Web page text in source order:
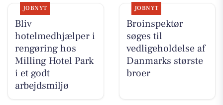
JOBNYT
Bliv
hotelmedhjælper i
rengøring hos
Milling Hotel Park
i et godt
arbejdsmiljø
JOBNYT
Broinspektør
søges til
vedligeholdelse af
Danmarks største
broer